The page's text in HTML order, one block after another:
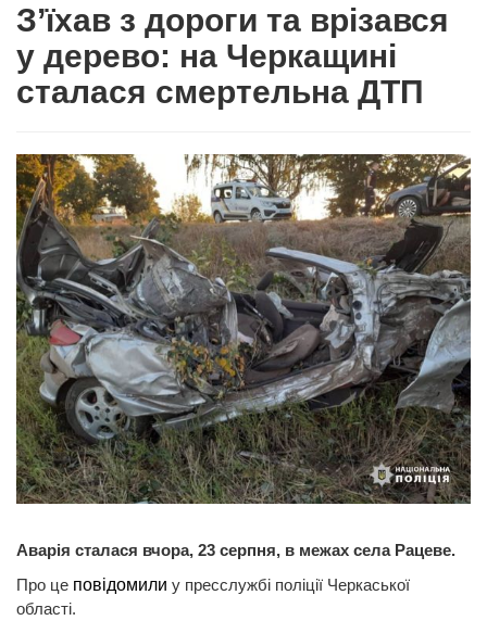
З’їхав з дороги та врізався
у дерево: на Черкащині
сталася смертельна ДТП
Аварія сталася вчора, 23 серпня, в межах села Рацеве.
Про це повідомили у пресслужбі поліції Черкаської
області.